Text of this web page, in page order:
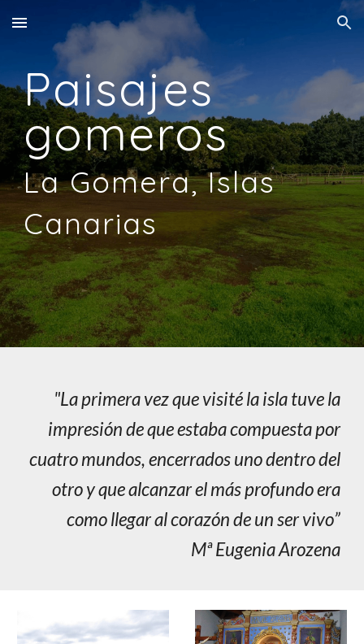
Skip to main content Skip to navigation
Paisajes
gomeros
La Gomera, Islas
Canarias
"La primera vez que visité la isla tuve la
impresión de que estaba compuesta por
cuatro mundos, encerrados uno dentro del
otro y que alcanzar el más profundo era
como llegar al corazón de un ser vivo”
Mª Eugenia Arozena